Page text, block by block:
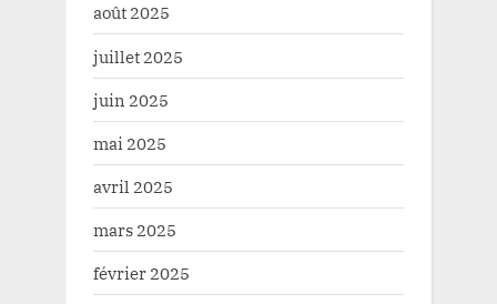
août 2025
juillet 2025
juin 2025
mai 2025
avril 2025
mars 2025
février 2025